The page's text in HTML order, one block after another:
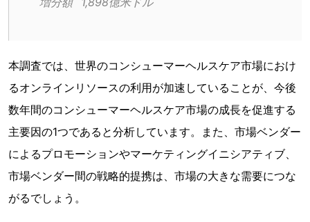
本調査では、世界のコンシューマーヘルスケア市場におけ
るオンラインリソースの利用が加速していることが、今後
数年間のコンシューマーヘルスケア市場の成長を促進する
主要因の1つであると分析しています。また、市場ベンダー
によるプロモーションやマーケティングイニシアティブ、
市場ベンダー間の戦略的提携は、市場の大きな需要につな
がるでしょう。